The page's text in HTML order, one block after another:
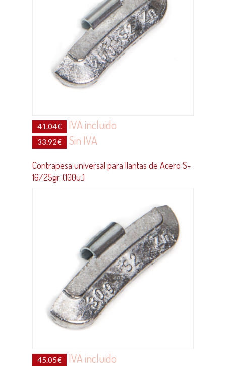
41.04€ IVA incluido
33.92€ Sin IVA
Contrapesa universal para llantas de Acero S-
16/25gr. (100u.)
45.05€ IVA incluido